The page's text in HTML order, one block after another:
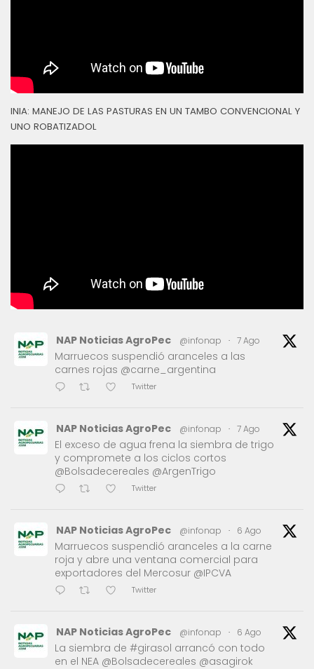
INIA: MANEJO DE LAS PASTURAS EN UN TAMBO CONVENCIONAL Y
UNO ROBATIZADOL
NAP Noticias AgroPec @infonap · 7 Ago
Marruecos suspendió aranceles a las
carnes rojas @carne_argentina
Twitter
NAP Noticias AgroPec @infonap · 7 Ago
El exceso de agua frena la siembra de trigo
y compromete a los ciclos cortos
@Bolsadecereales @ArgenTrigo
Twitter
NAP Noticias AgroPec @infonap · 6 Ago
Marruecos suspendió aranceles a la carne
roja y abre una ventana comercial para
exportadores del Mercosur @IPCVA
Twitter
NAP Noticias AgroPec @infonap · 6 Ago
La siembra de #girasol arrancó con todo
en el NEA @Bolsadecereales @asagirok